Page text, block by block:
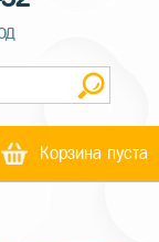
Корзина пуста